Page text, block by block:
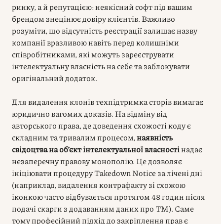
ринку, а й репутацією: неякісний софт під вашим
брендом знецінює довіру клієнтів. Важливо
розуміти, що відсутність реєстрації залишає назву
компанії вразливою навіть перед колишніми
співробітниками, які можуть зареєструвати
інтелектуальну власність на себе та заблокувати
оригінальний додаток.
Для видалення клонів техпідтримка сторів вимагає
юридично вагомих доказів. На відміну від
авторського права, де доведення схожості коду є
складним та тривалим процесом,наявність
свідоцтва на об’єкт інтелектуальної власностінадає
незаперечну правову монополію. Це дозволяє
ініціювати процедуру Takedown Notice за лічені дні
(наприклад, видалення контрафакту зі схожою
іконкою часто відбувається протягом 48 годин після
подачі скарги з додаванням даних про ТМ). Саме
тому професійний підхід до закріплення прав є